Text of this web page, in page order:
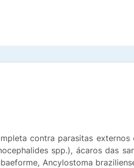
contra parasitas externos
spp.), ácaros das
Ancylostoma